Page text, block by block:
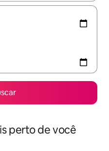
perto de você